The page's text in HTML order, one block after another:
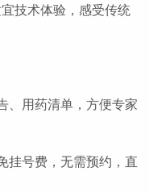
技术体验，感受传统
用药清单，方便专家
号费，无需预约，直